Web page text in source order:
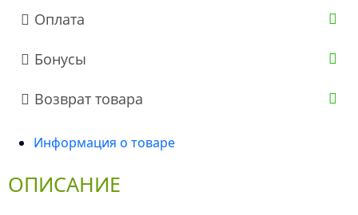
Оплата
Бонусы
Возврат товара
Информация о товаре
ОПИСАНИЕ